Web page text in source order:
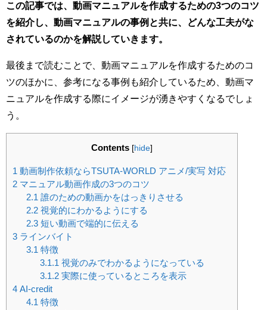
この記事では、動画マニュアルを作成するための3つのコツ
を紹介し、動画マニュアルの事例と共に、どんな工夫がな
されているのかを解説していきます。
最後まで読むことで、動画マニュアルを作成するためのコ
ツのほかに、参考になる事例も紹介しているため、動画マ
ニュアルを作成する際にイメージが湧きやすくなるでしょ
う。
Contents [hide]
1 動画制作依頼ならTSUTA-WORLD アニメ/実写 対応
2 マニュアル動画作成の3つのコツ
2.1 誰のための動画かをはっきりさせる
2.2視覚的にわかるようにする
2.3短い動画で端的に伝える
3 ラインバイト
3.1 特徴
3.1.1 視覚のみでわかるようになっている
3.1.2実際に使っているところを表示
4 AI-credit
4.1 特徴